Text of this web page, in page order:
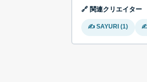
🔗 関連クリエイター
✍ SAYURI (1) ✍